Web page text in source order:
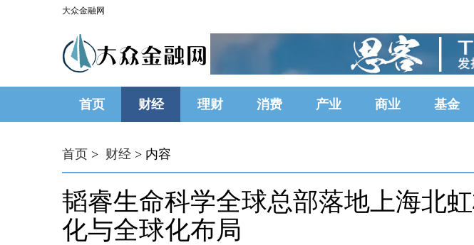
大众金融网
首页 财经 理财 消费 产业 商业 基金
首页 > 财经 > 内容
韬睿生命科学全球总部落地上海北
化与全球化布局